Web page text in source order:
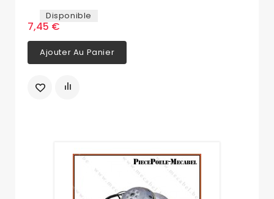
Disponible
7,45 €
Ajouter Au Panier